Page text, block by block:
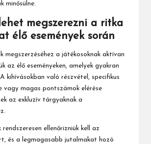
minősülne.
megszerezni a ritka
élő események során
megszerzéséhez a játékosoknak aktívan
az élő eseményeken, amelyek gyakran
kihívásokban való részvétel, specifikus
vagy magas pontszámok elérése
az exkluzív tárgyaknak a
ellenőrizniük kell az
és a legmagasabb jutalmakat hozó